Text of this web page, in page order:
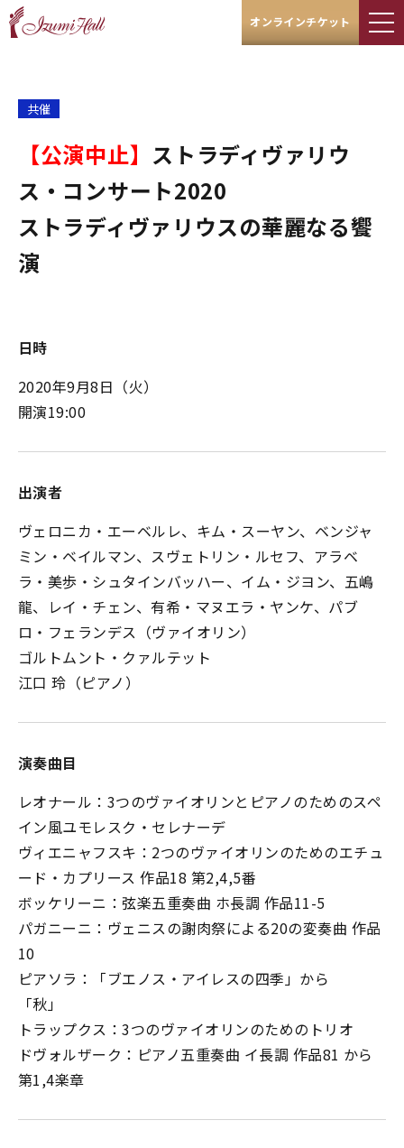
オンラインチケット
共催
【公演中止】​​​​​​​ ストラディヴァリウ
ス・コンサート2020
ストラディヴァリウスの華麗なる饗
演
日時
2020年9月8日（火）
開演19:00
出演者
ヴェロニカ・エーベルレ、キム・スーヤン、ベンジャ
ミン・ベイルマン、スヴェトリン・ルセフ、アラベ
ラ・美歩・シュタインバッハー、イム・ジヨン、五嶋
龍、レイ・チェン、有希・マヌエラ・ヤンケ、パブ
ロ・フェランデス（ヴァイオリン）
ゴルトムント・クァルテット
江口 玲（ピアノ）
演奏曲目
レオナール：3つのヴァイオリンとピアノのためのスペ
イン風ユモレスク・セレナーデ
ヴィエニャフスキ：2つのヴァイオリンのためのエチュ
ード・カプリース 作品18 第2,4,5番
ボッケリーニ：弦楽五重奏曲 ホ長調 作品11-5
パガニーニ：ヴェニスの謝肉祭による20の変奏曲 作品
10
ピアソラ：「ブエノス・アイレスの四季」から
「秋」
トラップクス：3つのヴァイオリンのためのトリオ
ドヴォルザーク：ピアノ五重奏曲 イ長調 作品81 から
第1,4楽章